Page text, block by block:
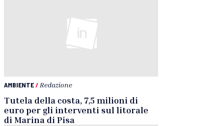
AMBIENTE/ Redazione
Tutela della costa, 7,5 milioni di
euro per gli interventi sul litorale
di Marina di Pisa